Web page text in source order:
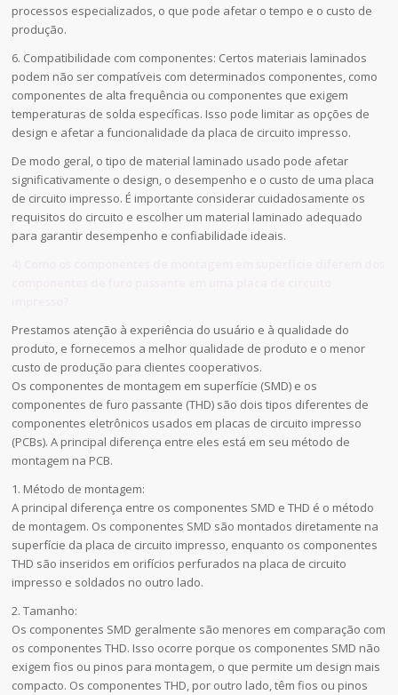
processos especializados, o que pode afetar o tempo e o custo de
produção.
6. Compatibilidade com componentes: Certos materiais laminados
podem não ser compatíveis com determinados componentes, como
componentes de alta frequência ou componentes que exigem
temperaturas de solda específicas. Isso pode limitar as opções de
design e afetar a funcionalidade da placa de circuito impresso.
De modo geral, o tipo de material laminado usado pode afetar
significativamente o design, o desempenho e o custo de uma placa
de circuito impresso. É importante considerar cuidadosamente os
requisitos do circuito e escolher um material laminado adequado
para garantir desempenho e confiabilidade ideais.
Prestamos atenção à experiência do usuário e à qualidade do
produto, e fornecemos a melhor qualidade de produto e o menor
custo de produção para clientes cooperativos.
Os componentes de montagem em superfície (SMD) e os
componentes de furo passante (THD) são dois tipos diferentes de
componentes eletrônicos usados em placas de circuito impresso
(PCBs). A principal diferença entre eles está em seu método de
montagem na PCB.
1. Método de montagem:
A principal diferença entre os componentes SMD e THD é o método
de montagem. Os componentes SMD são montados diretamente na
superfície da placa de circuito impresso, enquanto os componentes
THD são inseridos em orifícios perfurados na placa de circuito
impresso e soldados no outro lado.
2. Tamanho:
Os componentes SMD geralmente são menores em comparação com
os componentes THD. Isso ocorre porque os componentes SMD não
exigem fios ou pinos para montagem, o que permite um design mais
compacto. Os componentes THD, por outro lado, têm fios ou pinos